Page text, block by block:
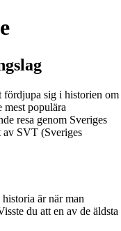
fördjupa sig i historien om
populära
resa genom Sveriges
av SVT (Sveriges
är när man
du att en av de äldsta